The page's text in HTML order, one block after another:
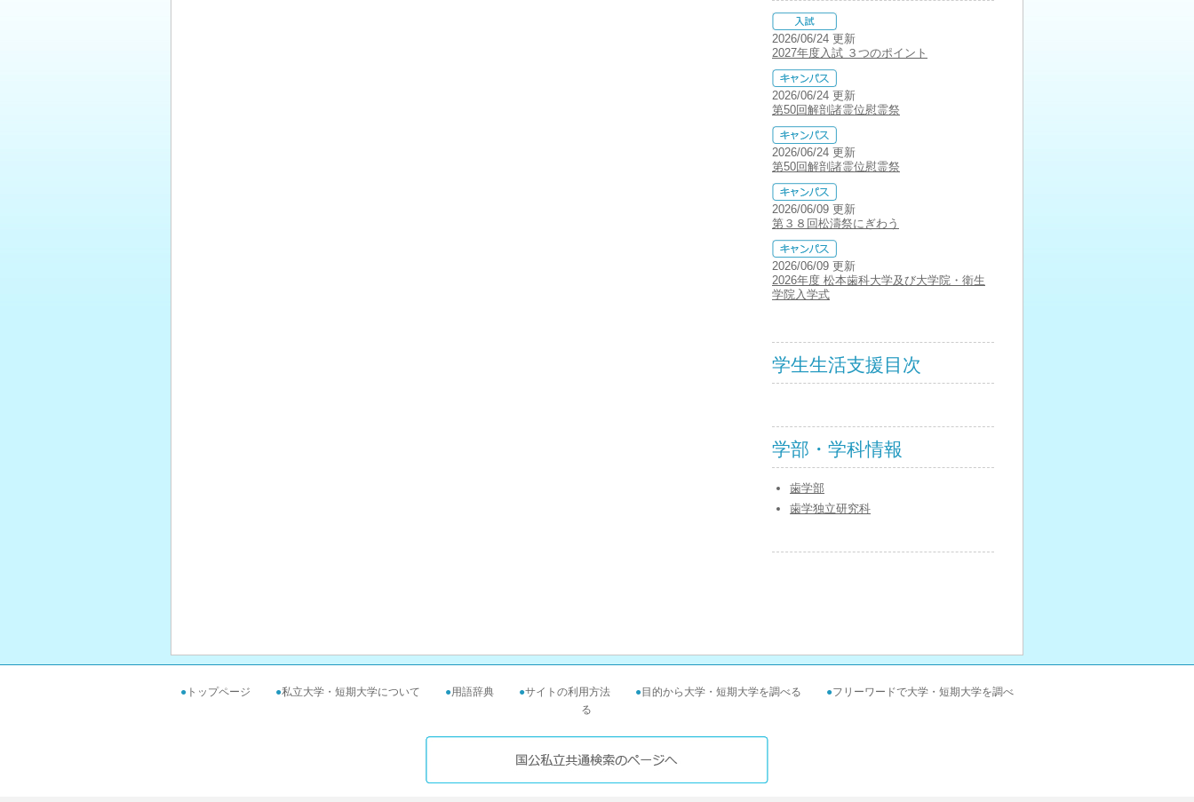
2026/06/24 更新
2027年度入試 ３つのポイント
2026/06/24 更新
第50回解剖諸霊位慰霊祭
2026/06/24 更新
第50回解剖諸霊位慰霊祭
2026/06/09 更新
第３８回松濤祭にぎわう
2026/06/09 更新
2026年度 松本歯科大学及び大学院・衛生
学院入学式
学生生活支援目次
学部・学科情報
歯学部
歯学独立研究科
● トップページ ●私立大学・短期大学について ●用語辞典 ●サイトの利用方法 ●目的から大学・短期大学を調べる ●フリーワードで大学・短期大学を調べ
る